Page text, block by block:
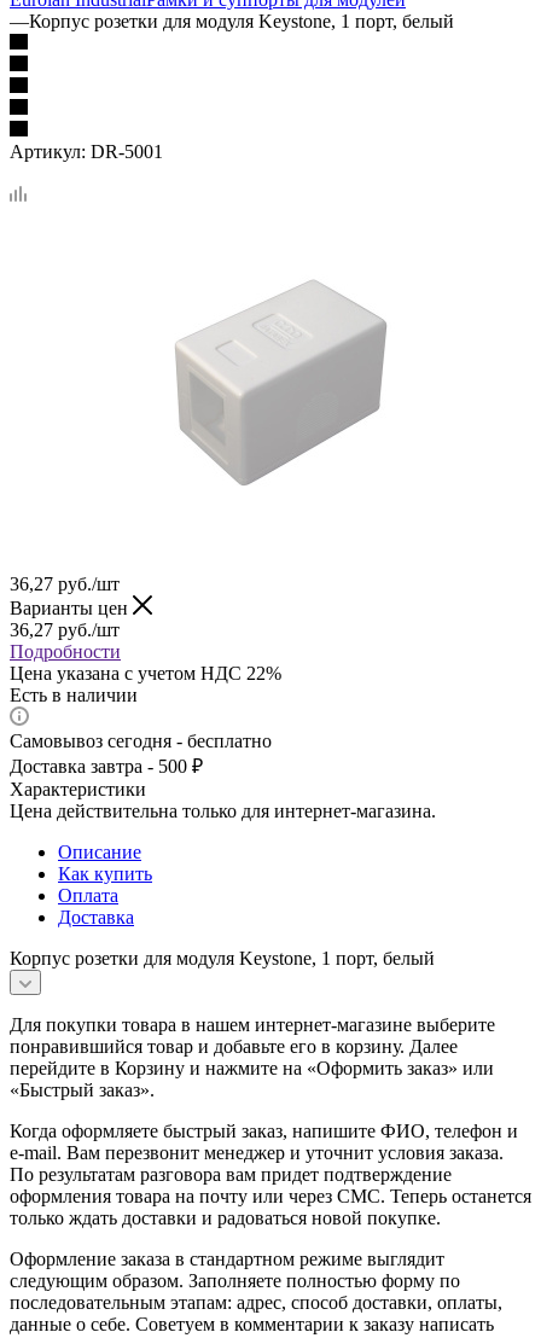
—Корпус розетки для модуля Keystone, 1 порт, белый
Артикул: DR-5001
36,27 руб./шт
Варианты цен
36,27 руб./шт
Подробности
Цена указана с учетом НДС 22%
Есть в наличии
Самовывоз сегодня - бесплатно
Доставка завтра - 500 ₽
Характеристики
Цена действительна только для интернет-магазина.
Описание
Как купить
Оплата
Доставка
Корпус розетки для модуля Keystone, 1 порт, белый
Для покупки товара в нашем интернет-магазине выберите
понравившийся товар и добавьте его в корзину. Далее
перейдите в Корзину и нажмите на «Оформить заказ» или
«Быстрый заказ».
Когда оформляете быстрый заказ, напишите ФИО, телефон и
e-mail. Вам перезвонит менеджер и уточнит условия заказа.
По результатам разговора вам придет подтверждение
оформления товара на почту или через СМС. Теперь останется
только ждать доставки и радоваться новой покупке.
Оформление заказа в стандартном режиме выглядит
следующим образом. Заполняете полностью форму по
последовательным этапам: адрес, способ доставки, оплаты,
данные о себе. Советуем в комментарии к заказу написать